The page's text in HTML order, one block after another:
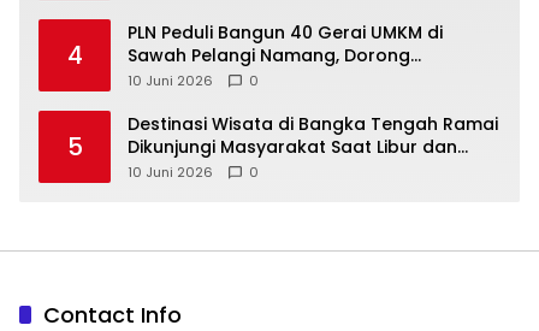
4
‎PLN Peduli Bangun 40 Gerai UMKM di
Sawah Pelangi Namang, Dorong
10 Juni 2026 0
5
‎Destinasi Wisata di Bangka Tengah Ramai
Dikunjungi Masyarakat Saat Libur dan
Akhir Pekan
10 Juni 2026 0
Contact Info